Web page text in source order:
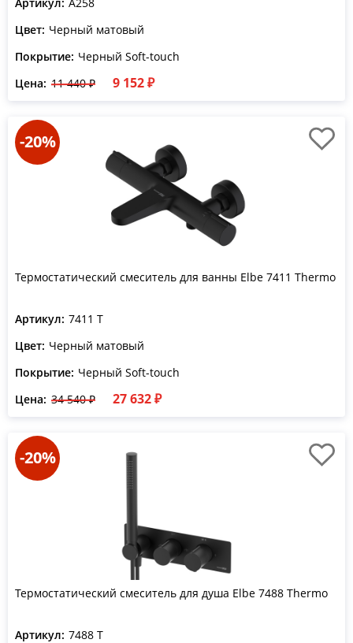
Цвет: Черный матовый
Покрытие: Черный Soft-touch
Цена: 11 440 ₽ 9 152 ₽
-20%
Термостатический смеситель для ванны Elbe 7411 Thermo
Артикул: 7411 T
Цвет: Черный матовый
Покрытие: Черный Soft-touch
Цена: 34 540 ₽ 27 632 ₽
-20%
Термостатический смеситель для душа Elbe 7488 Thermo
Артикул: 7488 T